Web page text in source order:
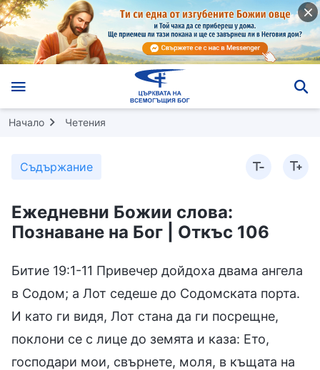
Начало Четения
Съдържание
Ежедневни Божии слова:
Познаване на Бог | Откъс 106
Битие 19:1-11 Привечер дойдоха двама ангела
в Содом; а Лот седеше до Содомската порта.
И като ги видя, Лот стана да ги посрещне,
поклони се с лице до земята и каза: Ето,
господари мои, свърнете, моля, в къщата на